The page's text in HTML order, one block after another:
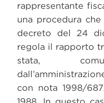
rappresentante
una procedura
decreto del 24
regola il rapporto
stata,
con nota 1998/